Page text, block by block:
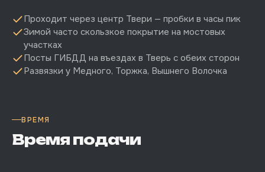
Проходит через центр Твери — пробки в часы пик
Зимой часто скользкое покрытие на мостовых
участках
Посты ГИБДД на въездах в Тверь с обеих сторон
Развязки у Медного, Торжка, Вышнего Волочка
ВРЕМЯ
Время подачи